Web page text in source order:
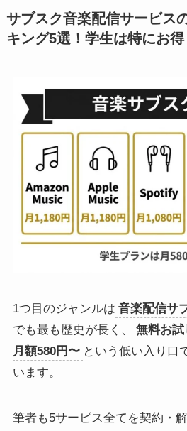
サブスク音楽配信サービス
キング5選！学生は特にお得
1つ目のジャンルは 音楽配信サ
でも最も歴史が長く、
無料お
月額580円〜 という低い入り口
います。
筆者も5サービス全てを契約・